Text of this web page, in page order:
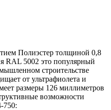
Полиэстер толщиной 0,8
RAL 5002 это популярный
строительстве
от ультрафиолета и
размеры 126 миллиметров
возможности
750: